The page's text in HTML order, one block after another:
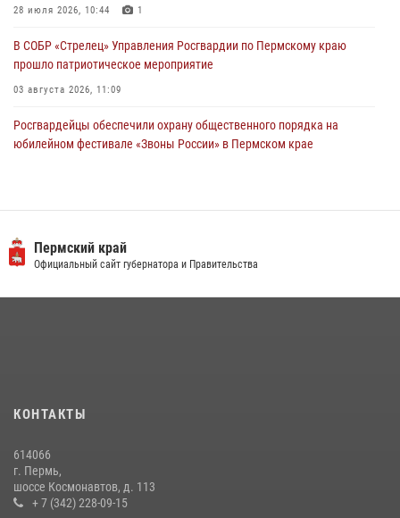
28 июля 2026, 10:44 1
В СОБР «Стрелец» Управления Росгвардии по Пермскому краю
прошло патриотическое мероприятие
03 августа 2026, 11:09
Росгвардейцы обеспечили охрану общественного порядка на
юбилейном фестивале «Звоны России» в Пермском крае
ветеринарно-санитарной службы с годовщиной образования
13 июля 2026, 10:43
30 июля 2026, 05:19
17 июля 2026, 10:34
Пермский край
Официальный сайт губернатора и Правительства
КОНТАКТЫ
614066
г. Пермь,
шоссе Космонавтов, д. 113
+ 7 (342) 228-09-15